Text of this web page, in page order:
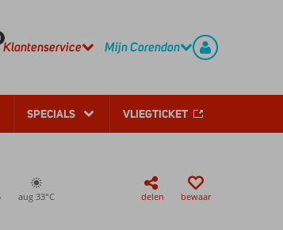
Klantenservice Mijn Corendon
SPECIALS VLIEGTICKET
aug 33°C delen bewaar